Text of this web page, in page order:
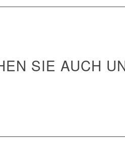
SIE AUCH